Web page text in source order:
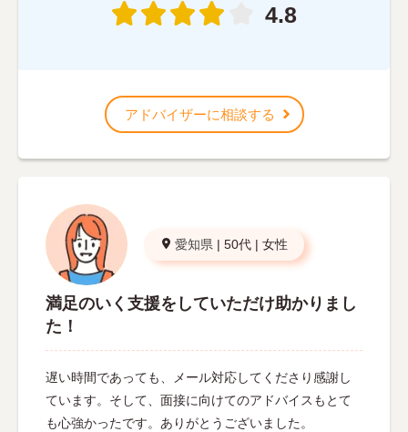
4.8
アドバイザーに相談する
愛知県 | 50代 | 女性
満足のいく支援をしていただけ助かりまし
た！
遅い時間であっても、メール対応してくださり感謝し
ています。そして、面接に向けてのアドバイスもとて
も心強かったです。ありがとうございました。